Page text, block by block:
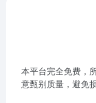
本平台完全免费，
意甄别质量，避免